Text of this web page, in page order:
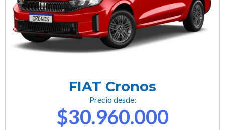
FIAT Cronos
Precio desde:
$30.960.000